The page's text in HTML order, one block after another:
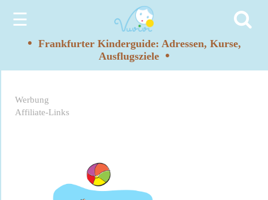
☰
• Frankfurter Kinderguide: Adressen, Kurse,
Ausflugsziele •
Werbung
Affiliate-Links